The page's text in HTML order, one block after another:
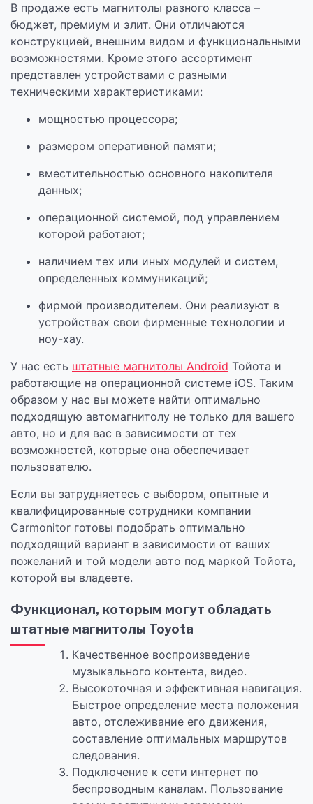
В продаже есть магнитолы разного класса –
бюджет, премиум и элит. Они отличаются
конструкцией, внешним видом и функциональными
возможностями. Кроме этого ассортимент
представлен устройствами с разными
техническими характеристиками:
мощностью процессора;
размером оперативной памяти;
вместительностью основного накопителя
данных;
операционной системой, под управлением
которой работают;
наличием тех или иных модулей и систем,
определенных коммуникаций;
фирмой производителем. Они реализуют в
устройствах свои фирменные технологии и
ноу-хау.
У нас есть штатные магнитолы Android Тойота и
работающие на операционной системе iOS. Таким
образом у нас вы можете найти оптимально
подходящую автомагнитолу не только для вашего
авто, но и для вас в зависимости от тех
возможностей, которые она обеспечивает
пользователю.
Если вы затрудняетесь с выбором, опытные и
квалифицированные сотрудники компании
Carmonitor готовы подобрать оптимально
подходящий вариант в зависимости от ваших
пожеланий и той модели авто под маркой Тойота,
которой вы владеете.
Функционал, которым могут обладать
штатные магнитолы Toyota
Качественное воспроизведение
музыкального контента, видео.
Высокоточная и эффективная навигация.
Быстрое определение места положения
авто, отслеживание его движения,
составление оптимальных маршрутов
следования.
Подключение к сети интернет по
беспроводным каналам. Пользование